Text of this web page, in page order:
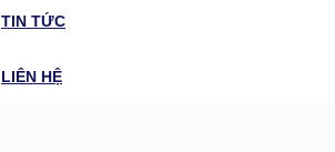
TIN TỨC
LIÊN HỆ